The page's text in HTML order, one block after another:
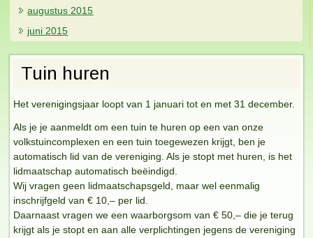
augustus 2015
juni 2015
Tuin huren
Het verenigingsjaar loopt van 1 januari tot en met 31 december.
Als je je aanmeldt om een tuin te huren op een van onze
volkstuincomplexen en een tuin toegewezen krijgt, ben je
automatisch lid van de vereniging. Als je stopt met huren, is het
lidmaatschap automatisch beëindigd.
Wij vragen geen lidmaatschapsgeld, maar wel eenmalig
inschrijfgeld van € 10,– per lid.
Daarnaast vragen we een waarborgsom van € 50,– die je terug
krijgt als je stopt en aan alle verplichtingen jegens de vereniging